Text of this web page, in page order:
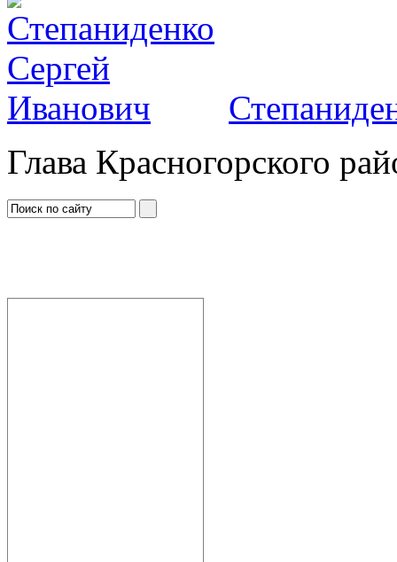
Глава Красногорского